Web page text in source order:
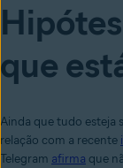
que
Ainda que tudo esteja
relação com a recente
Telegram afirma que